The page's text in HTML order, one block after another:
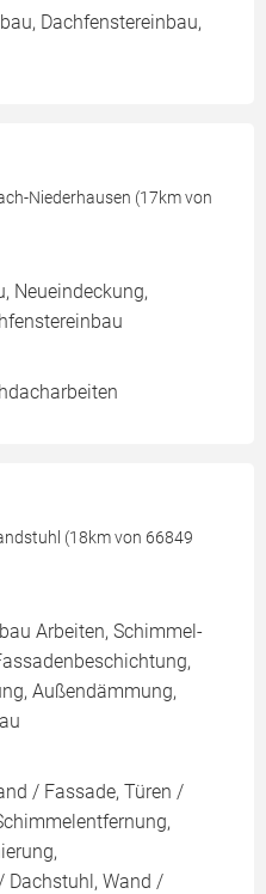
Dachfenstereinbau,
Niederhausen (17km von
Neueindeckung,
(18km von 66849
Arbeiten, Schimmel-
Außendämmung,
/ Fassade, Türen /
Dachstuhl, Wand /